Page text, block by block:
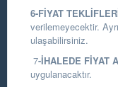
6-FİYAT
verilemeyecektir.
ulaşabilirsiniz.
7-İHALEDE FİYAT
uygulanacaktır.